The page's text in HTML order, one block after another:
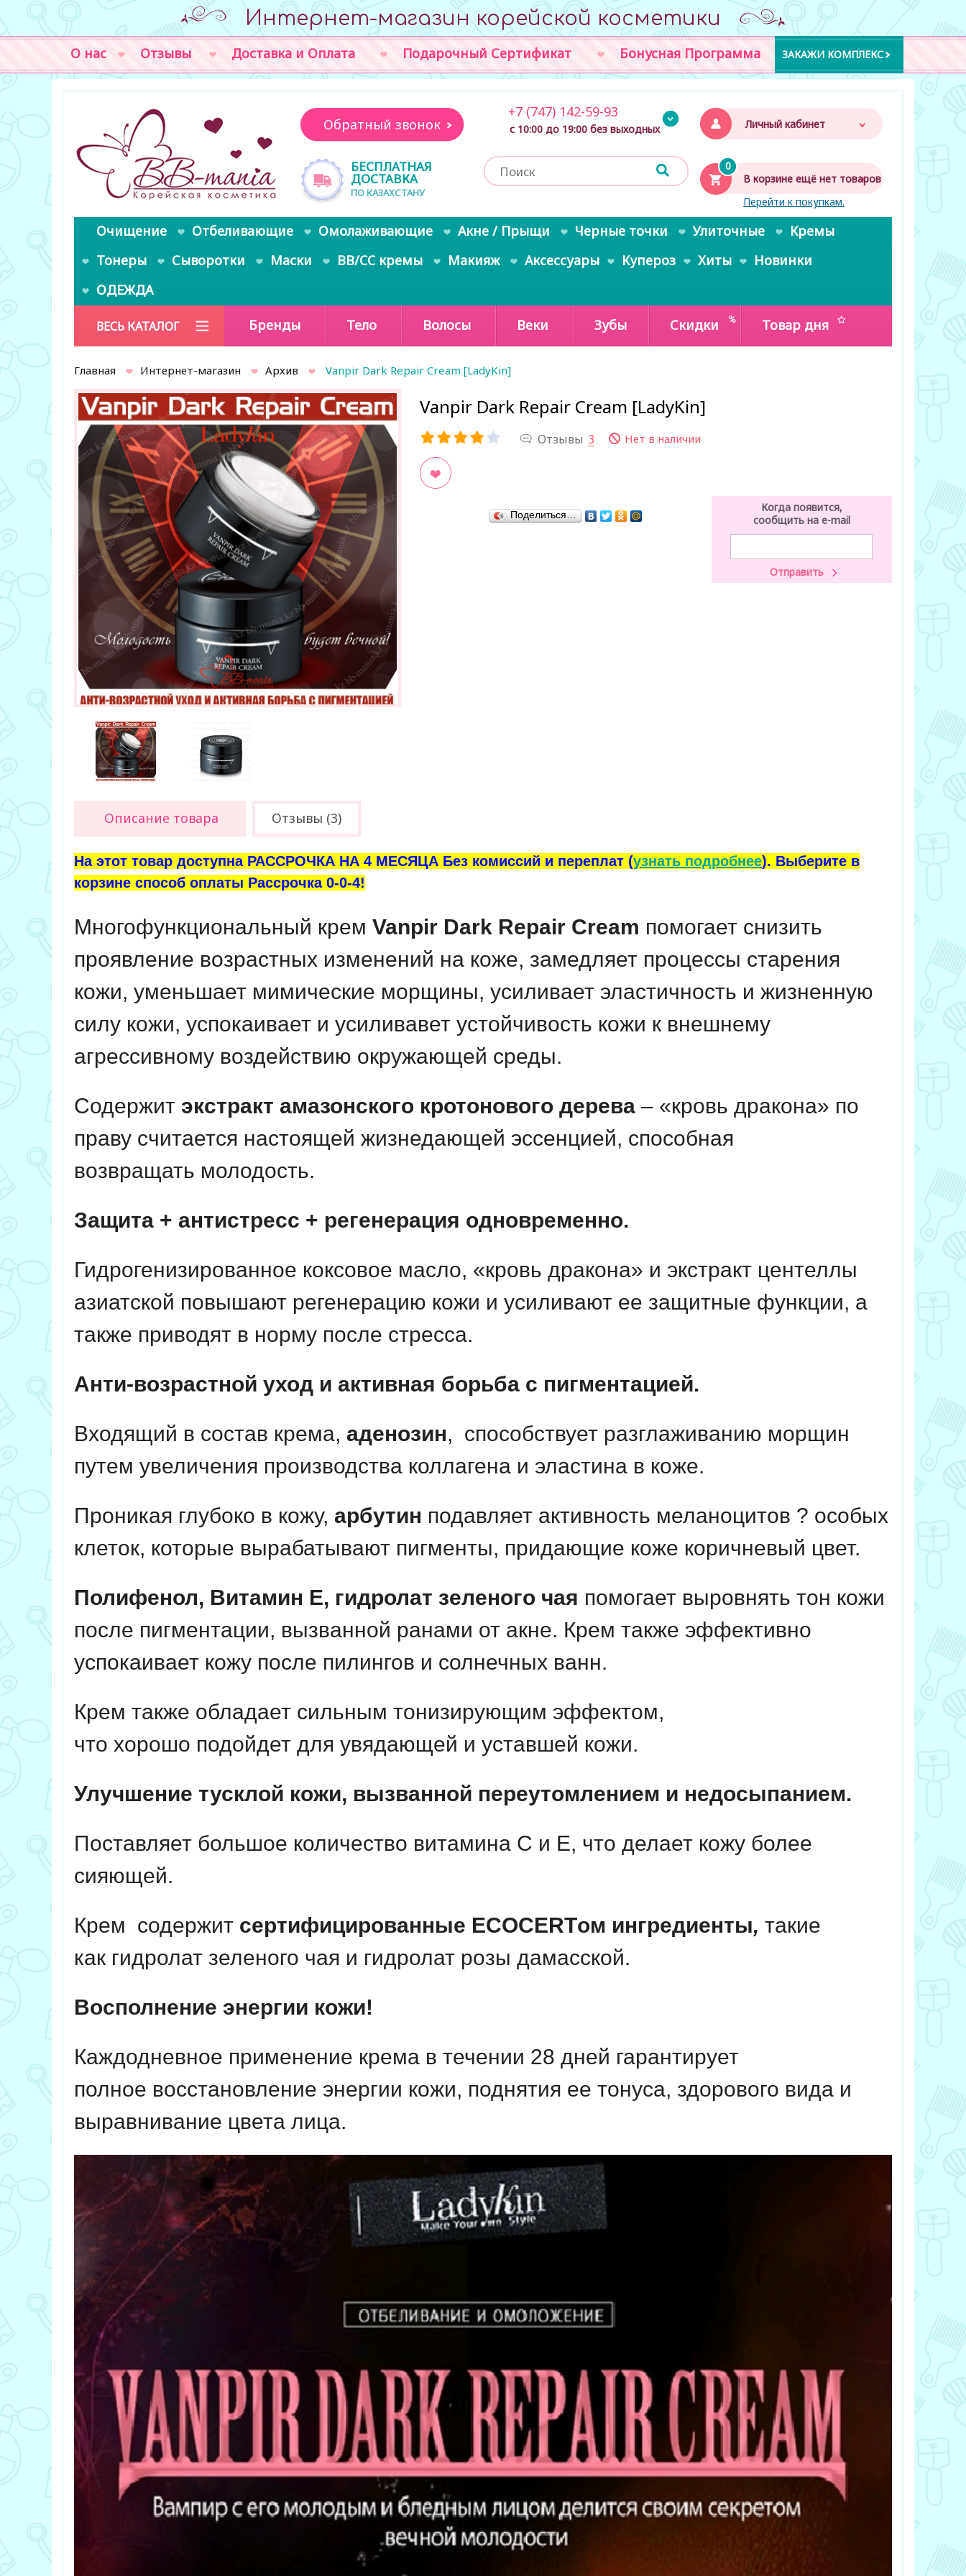
Интернет-магазин корейской косметики
О нас Отзывы Доставка и Оплата Подарочный Сертификат Бонусная Программа ЗАКАЖИ КОМПЛЕКС
Личный кабинет
0
В корзине ещё нет товаров
Перейти к покупкам.
Обратный звонок
БЕСПЛАТНАЯ
ДОСТАВКА
ПО КАЗАХСТАНУ
+7 (747) 142-59-93
с 10:00 до 19:00 без выходных
Очищение Отбеливающие Омолаживающие Акне / Прыщи Черные точки Улиточные
Кремы
Тонеры
Сыворотки Маски BB/CC кремы Макияж Аксессуары Купероз Хиты
Новинки
ОДЕЖДА
ВЕСЬ КАТАЛОГ Бренды Тело Волосы Веки Зубы Скидки Товар дня
Главная Интернет-магазин Архив Vanpir Dark Repair Cream [LadyKin]
Vanpir Dark Repair Cream [LadyKin]
Отзывы 3 Нет в наличии
В закладки
Когда появится,
сообщить на e-mail
Поделиться…
Описание товара Отзывы (3)
На этот товар доступна РАССРОЧКА НА 4 МЕСЯЦА Без комиссий и переплат (узнать подробнее). Выберите в
корзине способ оплаты Рассрочка 0-0-4!
Многофункциональный крем Vanpir Dark Repair Cream помогает снизить
проявление возрастных изменений на коже, замедляет процессы старения
кожи, уменьшает мимические морщины, усиливает эластичность и жизненную
силу кожи, успокаивает и усиливавет устойчивость кожи к внешнему
агрессивному воздействию окружающей среды.
Содержит экстракт амазонского кротонового дерева – «кровь дракона» по
праву считается настоящей жизнедающей эссенцией, способная
возвращать молодость.
Защита + антистресс + регенерация одновременно.
Гидрогенизированное коксовое масло, «кровь дракона» и экстракт центеллы
азиатской повышают регенерацию кожи и усиливают ее защитные функции, а
также приводят в норму после стресса.
Анти-возрастной уход и активная борьба с пигментацией.
Входящий в состав крема, аденозин, способствует разглаживанию морщин
путем увеличения производства коллагена и эластина в коже.
Проникая глубоко в кожу, арбутин подавляет активность меланоцитов ? особых
клеток, которые вырабатывают пигменты, придающие коже коричневый цвет.
Полифенол, Витамин Е, гидролат зеленого чая помогает выровнять тон кожи
после пигментации, вызванной ранами от акне. Крем также эффективно
успокаивает кожу после пилингов и солнечных ванн.
Крем также обладает сильным тонизирующим эффектом,
что хорошо подойдет для увядающей и уставшей кожи.
Улучшение тусклой кожи, вызванной переутомлением и недосыпанием.
Поставляет большое количество витамина С и Е, что делает кожу более
сияющей.
Крем содержит сертифицированные ECOCERTом ингредиенты, такие
как гидролат зеленого чая и гидролат розы дамасской.
Восполнение энергии кожи!
Каждодневное применение крема в течении 28 дней гарантирует
полное восстановление энергии кожи, поднятия ее тонуса, здорового вида и
выравнивание цвета лица.